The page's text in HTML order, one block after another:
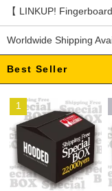
【 LINKUP!
Worldwide Shipping
Best Seller
1